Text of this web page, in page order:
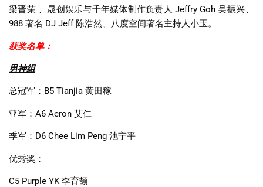
梁晋荣 、晟创娱乐与千年媒体制作负责人 Jeffry Goh 吴振兴、
988 著名 DJ Jeff 陈浩然、八度空间著名主持人小玉。
获奖名单：
男神组
总冠军： B5 Tianjia 黄田稼
亚军： A6 Aeron 艾仁
季军： D6 Chee Lim Peng 池宁平
优秀奖：
C5 Purple YK李育颉